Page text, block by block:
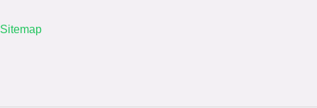
Sitemap